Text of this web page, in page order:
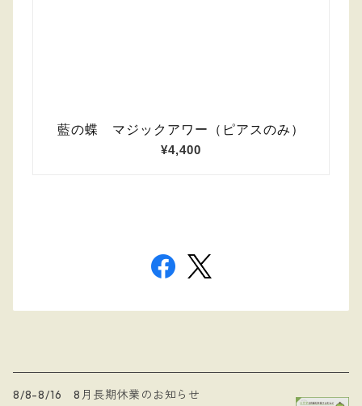
8/8-8/16 8月長期休業のお知らせ